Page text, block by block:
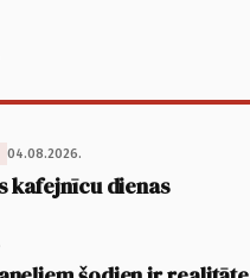
04.08.2026.
kafejnīcu dienas